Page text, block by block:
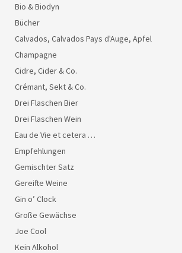
Bio & Biodyn
Bücher
Calvados, Calvados Pays d'Auge, Apfel
Champagne
Cidre, Cider & Co.
Crémant, Sekt & Co.
Drei Flaschen Bier
Drei Flaschen Wein
Eau de Vie et cetera …
Empfehlungen
Gemischter Satz
Gereifte Weine
Gin o’ Clock
Große Gewächse
Joe Cool
Kein Alkohol